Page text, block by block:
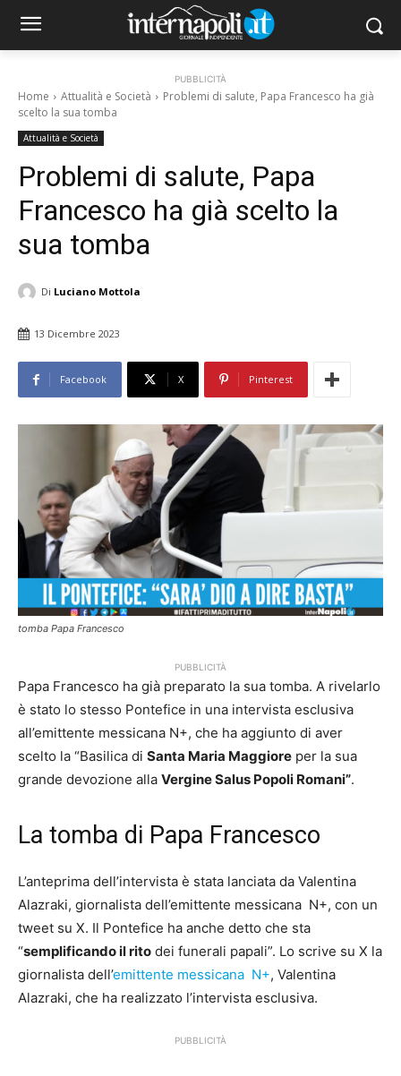
PUBBLICITÀ
Home Attualità e Società
Problemi di salute, Papa Francesco ha già
scelto la sua tomba
Attualità e Società
Problemi di salute, Papa
Francesco ha già scelto la
sua tomba
Di Luciano Mottola
13 Dicembre 2023
Facebook X Pinterest
tomba Papa Francesco
PUBBLICITÀ
Papa Francesco ha già preparato la sua tomba. A rivelarlo
è stato lo stesso Pontefice in una intervista esclusiva
all’emittente messicana N+, che ha aggiunto di aver
scelto la “Basilica di Santa Maria Maggiore per la sua
grande devozione alla Vergine Salus Popoli Romani”.
La tomba di Papa Francesco
L’anteprima dell’intervista è stata lanciata da Valentina
Alazraki, giornalista dell’emittente messicana N+, con un
tweet su X. Il Pontefice ha anche detto che sta
“semplificando il rito dei funerali papali”. Lo scrive su X la
giornalista dell’emittente messicana N+, Valentina
Alazraki, che ha realizzato l’intervista esclusiva.
PUBBLICITÀ